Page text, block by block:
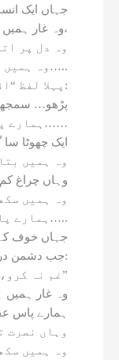
جہاں ایک
وہ غار ہمیں سکھاتی ہے کہ علم شور میں نہیں اترتا،
وہ دل پر
وہ ہمیں طالبِ علم بناتی ہے…..
پہلا لفظ “اقرأ” آج بھی ہمارے ضمیر پر دستک دیتا ہے:
پڑھو…
ہمارے پاس دارِ ارقم ہے……
ایک چھوٹا
وہ ہمیں
وہاں چراغ
وہ ہمیں
ہمارے پاس غارِ ثور ہے…..
جہاں خوف
جب دشمن دروازے پر تھے تو یقین نے کہا:
“غم نہ کرو، اللہ ہمارے ساتھ ہے۔”
وہ غار
ہمارے پاس
وہاں نصرت
وہ ہمیں